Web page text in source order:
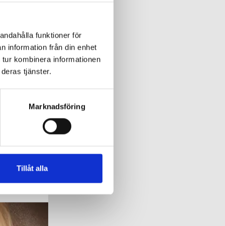
funktioner för
information från din enhet
kombinera informationen
tjänster.
Marknadsföring
Tillåt alla